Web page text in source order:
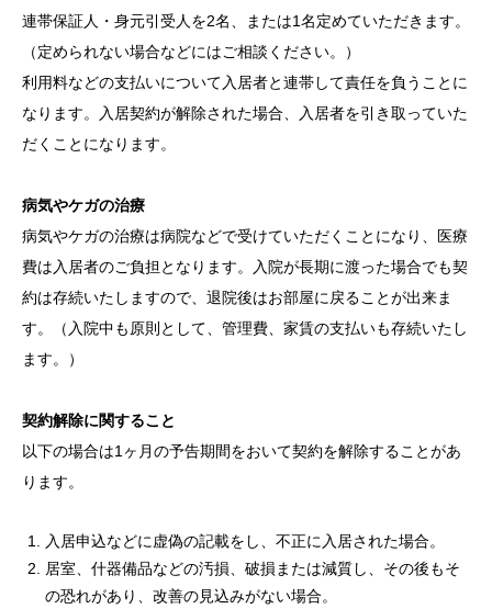
連帯保証人・身元引受人を2名、または1名定めていただきます。
（定められない場合などにはご相談ください。）
利用料などの支払いについて入居者と連帯して責任を負うことに
なります。入居契約が解除された場合、入居者を引き取っていた
だくことになります。
病気やケガの治療
病気やケガの治療は病院などで受けていただくことになり、医療
費は入居者のご負担となります。入院が長期に渡った場合でも契
約は存続いたしますので、退院後はお部屋に戻ることが出来ま
す。（入院中も原則として、管理費、家賃の支払いも存続いたし
ます。）
契約解除に関すること
以下の場合は1ヶ月の予告期間をおいて契約を解除することがあ
ります。
入居申込などに虚偽の記載をし、不正に入居された場合。
居室、什器備品などの汚損、破損または減質し、その後もそ
の恐れがあり、改善の見込みがない場合。